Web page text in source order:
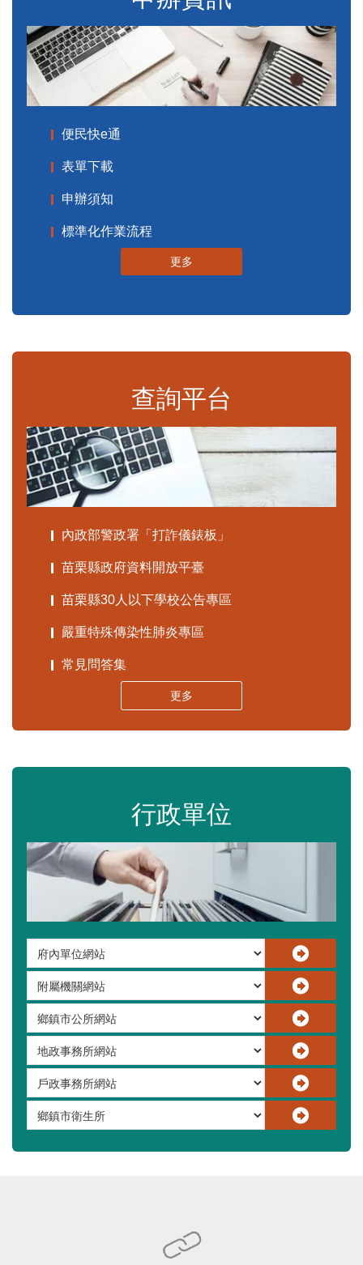
便民快e通
表單下載
申辦須知
標準化作業流程
更多
查詢平台
內政部警政署「打詐儀錶板」
苗栗縣政府資料開放平臺
苗栗縣30人以下學校公告專區
嚴重特殊傳染性肺炎專區
常見問答集
更多
行政單位